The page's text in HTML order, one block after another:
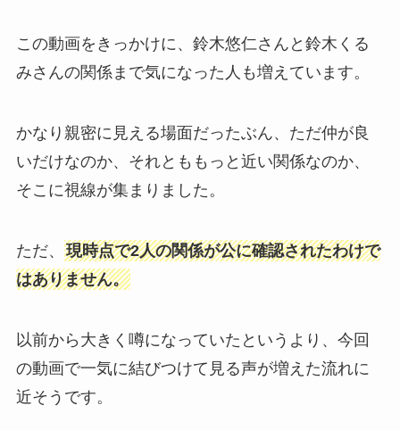
この動画をきっかけに、鈴木悠仁さんと鈴木くる
みさんの関係まで気になった人も増えています。
かなり親密に見える場面だったぶん、ただ仲が良
いだけなのか、それとももっと近い関係なのか、
そこに視線が集まりました。
ただ、 現時点で2人の関係が公に確認されたわけで
はありません。
以前から大きく噂になっていたというより、今回
の動画で一気に結びつけて見る声が増えた流れに
近そうです。